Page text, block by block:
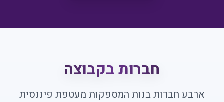
חברות בקבוצה
ארבע חברות בנות המספקות מעטפת פיננסית